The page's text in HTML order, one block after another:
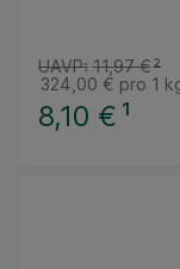
8,10 € ¹
UAVP: 11,97 €²
324,00 € pro 1